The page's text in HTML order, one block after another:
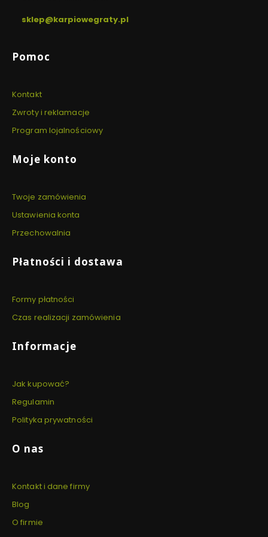
sklep@karpiowegraty.pl
Linki w stopce
Pomoc
Kontakt
Zwroty i reklamacje
Program lojalnościowy
Moje konto
Twoje zamówienia
Ustawienia konta
Przechowalnia
Płatności i dostawa
Formy płatności
Czas realizacji zamówienia
Informacje
Jak kupować?
Regulamin
Polityka prywatności
O nas
Kontakt i dane firmy
Blog
O firmie